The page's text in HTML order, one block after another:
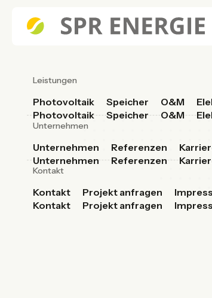
Leistungen
Photovoltaik
Photovoltaik
Speicher
Speicher
O&M
O&M
Unternehmen
Unternehmen
Unternehmen
Referenzen
Referenzen
Kontakt
Kontakt
Kontakt
Projekt anfragen
Projekt anfragen